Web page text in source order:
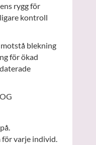
rygg för
kontroll
blekning
för ökad
varje individ.